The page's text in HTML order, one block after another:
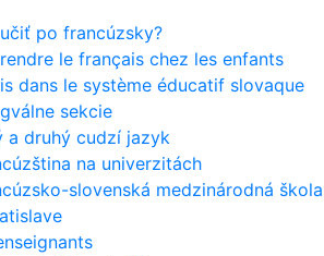
po francúzsky?
le français chez les enfants
dans le système éducatif slovaque
sekcie
a druhý cudzí jazyk
na univerzitách
slovenská medzinárodná škola